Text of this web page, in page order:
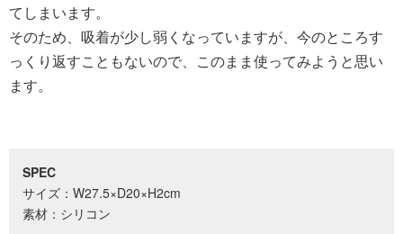
てしまいます。
そのため、吸着が少し弱くなっていますが、今のところす
っくり返すこともないので、このまま使ってみようと思い
ます。
SPEC
サイズ：W27.5×D20×H2cm
素材：シリコン